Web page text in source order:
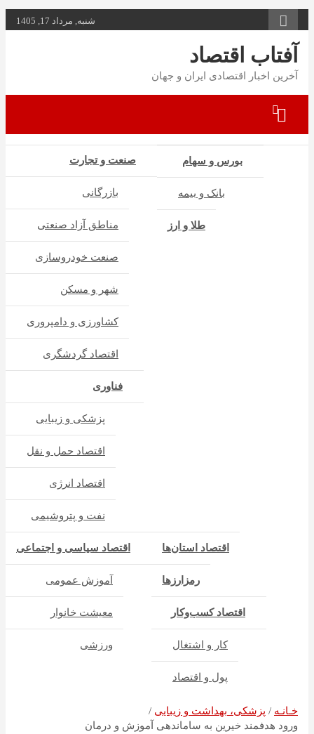
محتوا
بروید
شنبه, مرداد 17, 1405
آفتاب اقتصاد
آخرین اخبار اقتصادی ایران و جهان
صنعت و تجارت
بازرگانی
مناطق آزاد صنعتی
صنعت خودروسازی
شهر و مسکن
کشاورزی و دامپروری
اقتصاد گردشگری
بورس و سهام
بانک و بیمه
طلا و ارز
فناوری
پزشکی و زیبایی
اقتصاد حمل و نقل
اقتصاد انرژی
نفت و پتروشیمی
اقتصاد سیاسی و اجتماعی
آموزش عمومی
معیشت خانوار
ورزشی
اقتصاد استان‌ها
رمزارزها
اقتصاد کسب‌و‌کار
کار و اشتغال
پول و اقتصاد
خـانـه
پزشکی، بهداشت و زیبایی
ورود هدفمند خیرین به ساماندهی آموزش و درمان